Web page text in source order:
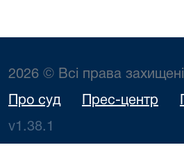
2026 © Всі права захищені
Про суд Прес-центр
v1.38.1